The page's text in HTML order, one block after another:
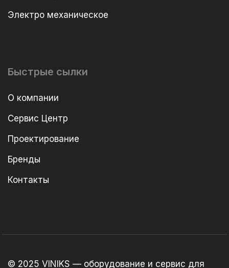
Электро механическое
Быстрые сылки
О компании
Сервис Центр
Проектирование
Бренды
Контакты
© 2025 VINIKS — оборудование и сервис для